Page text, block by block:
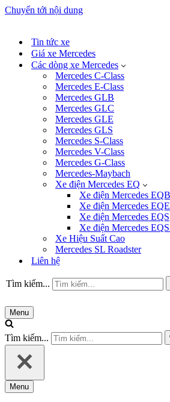
Chuyển tới nội dung
Tin tức xe
Giá xe Mercedes
Các dòng xe Mercedes
Mercedes C-Class
Mercedes E-Class
Mercedes GLB
Mercedes GLC
Mercedes GLE
Mercedes GLS
Mercedes S-Class
Mercedes V-Class
Mercedes G-Class
Mercedes-Maybach
Xe điện Mercedes EQ
Xe điện Mercedes EQB
Xe điện Mercedes
Xe điện Mercedes EQS
Xe điện Mercedes
Xe Hiệu Suất Cao
Mercedes SL Roadster
Liên hệ
Tìm kiếm...
Menu
Tìm kiếm...
Menu